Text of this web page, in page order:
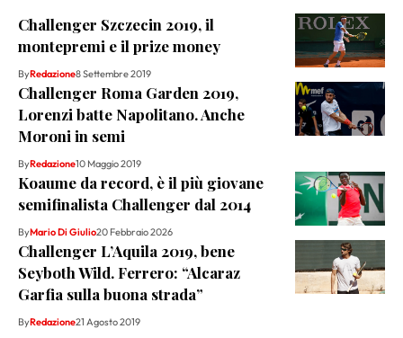
Challenger Szczecin 2019, il
montepremi e il prize money
ByRedazione8 Settembre 2019
Challenger Roma Garden 2019,
Lorenzi batte Napolitano. Anche
Moroni in semi
ByRedazione10 Maggio 2019
Koaume da record, è il più giovane
semifinalista Challenger dal 2014
ByMario Di Giulio20 Febbraio 2026
Challenger L’Aquila 2019, bene
Seyboth Wild. Ferrero: “Alcaraz
Garfia sulla buona strada”
ByRedazione21 Agosto 2019